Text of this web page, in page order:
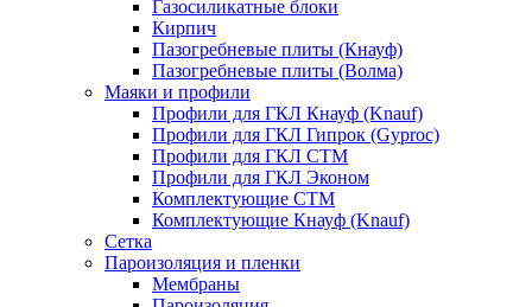
Газосиликатные блоки
Кирпич
Пазогребневые плиты (Кнауф)
Пазогребневые плиты (Волма)
Маяки и профили
Профили для ГКЛ Кнауф (Knauf)
Профили для ГКЛ Гипрок (Gyproc)
Профили для ГКЛ СТМ
Профили для ГКЛ Эконом
Комплектующие СТМ
Комплектующие Кнауф (Knauf)
Сетка
Пароизоляция и пленки
Мембраны